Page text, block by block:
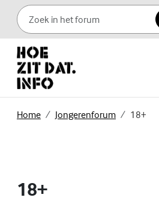
Skip to content
Home(Externe link)
Jongerenforum(Externe link)
18+
18+